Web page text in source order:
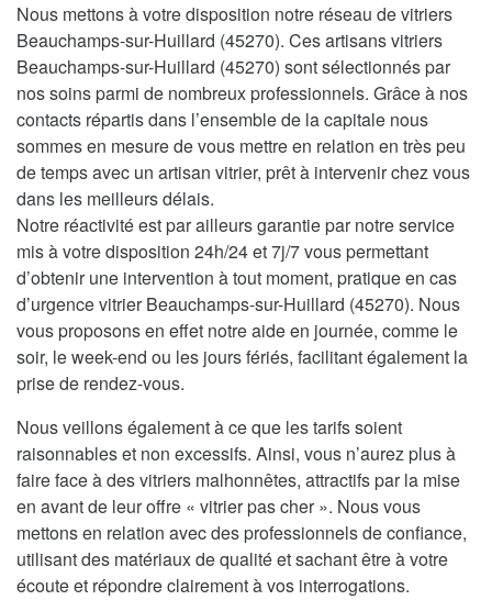
Nous mettons à votre disposition notre réseau de vitriers
Beauchamps-sur-Huillard (45270). Ces artisans vitriers
Beauchamps-sur-Huillard (45270) sont sélectionnés par
nos soins parmi de nombreux professionnels. Grâce à nos
contacts répartis dans l’ensemble de la capitale nous
sommes en mesure de vous mettre en relation en très peu
de temps avec un artisan vitrier, prêt à intervenir chez vous
dans les meilleurs délais.
Notre réactivité est par ailleurs garantie par notre service
mis à votre disposition 24h/24 et 7j/7 vous permettant
d’obtenir une intervention à tout moment, pratique en cas
d’urgence vitrier Beauchamps-sur-Huillard (45270). Nous
vous proposons en effet notre aide en journée, comme le
soir, le week-end ou les jours fériés, facilitant également la
prise de rendez-vous.
Nous veillons également à ce que les tarifs soient
raisonnables et non excessifs. Ainsi, vous n’aurez plus à
faire face à des vitriers malhonnêtes, attractifs par la mise
en avant de leur offre « vitrier pas cher ». Nous vous
mettons en relation avec des professionnels de confiance,
utilisant des matériaux de qualité et sachant être à votre
écoute et répondre clairement à vos interrogations.